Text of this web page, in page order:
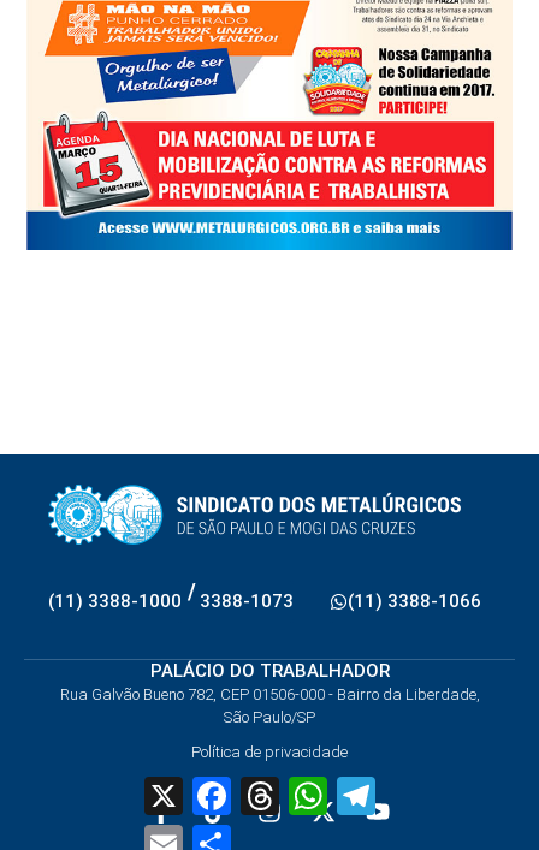
(11) 3388-1000 / 3388-1073 (11) 3388-1066
PALÁCIO DO TRABALHADOR
Rua Galvão Bueno 782, CEP 01506-000 - Bairro da Liberdade,
São Paulo/SP
Política de privacidade
X FacebookThreadsWhatsApp
Email